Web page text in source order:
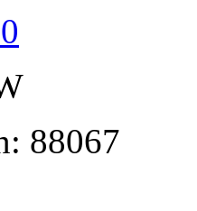
88067